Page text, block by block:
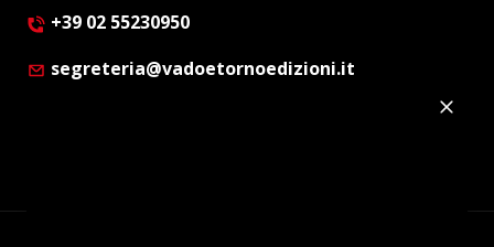
+39 02 55230950
segreteria@vadoetornoedizioni.it